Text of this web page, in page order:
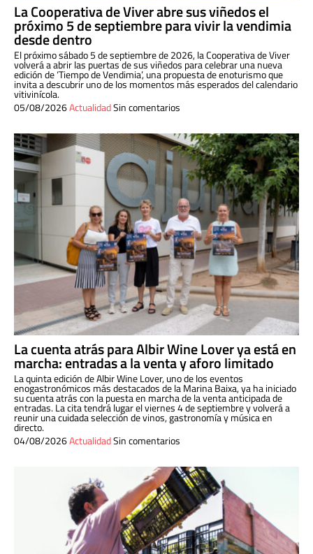
La Cooperativa de Viver abre sus viñedos el
próximo 5 de septiembre para vivir la vendimia
desde dentro
El próximo sábado 5 de septiembre de 2026, la Cooperativa de Viver
volverá a abrir las puertas de sus viñedos para celebrar una nueva
edición de ‘Tiempo de Vendimia’, una propuesta de enoturismo que
invita a descubrir uno de los momentos más esperados del calendario
vitivinícola.
05/08/2026ActualidadSin comentarios
La cuenta atrás para Albir Wine Lover ya está en
marcha: entradas a la venta y aforo limitado
La quinta edición de Albir Wine Lover, uno de los eventos
enogastronómicos más destacados de la Marina Baixa, ya ha iniciado
su cuenta atrás con la puesta en marcha de la venta anticipada de
entradas. La cita tendrá lugar el viernes 4 de septiembre y volverá a
reunir una cuidada selección de vinos, gastronomía y música en
directo.
04/08/2026ActualidadSin comentarios